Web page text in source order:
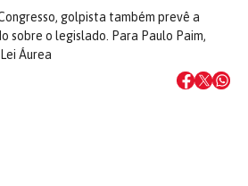
golpista também prevê a
sobre o legislado. Para Paulo Paim,
Áurea